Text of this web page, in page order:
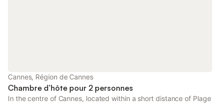
Cannes, Région de Cannes
Chambre d’hôte pour 2 personnes
In the centre of Cannes, located within a short distance of Plage